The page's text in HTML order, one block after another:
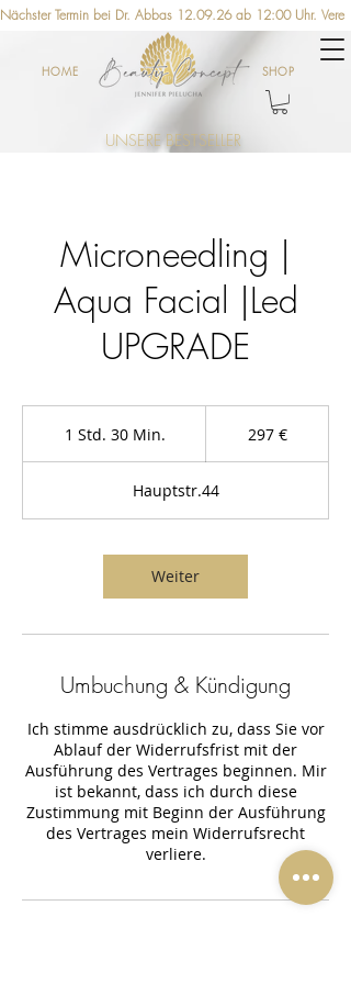
Nächster Termin bei Dr. Abbas 12.09.26 ab 12:00 Uhr.
UNSERE BESTSELLER
HOME SHOP
Microneedling |
Aqua Facial |Led
UPGRADE
1 Std. 30 Min.
d
3
M
i
n
297 €
Hauptstr.44
Weiter
Umbuchung & Kündigung
Ich stimme ausdrücklich zu, dass Sie vor
Ablauf der Widerrufsfrist mit der
Ausführung des Vertrages beginnen. Mir
ist bekannt, dass ich durch diese
Zustimmung mit Beginn der Ausführung
des Vertrages mein Widerrufsrecht
verliere.